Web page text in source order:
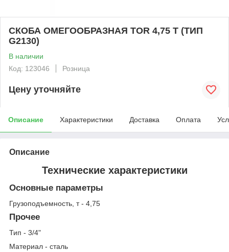
СКОБА ОМЕГООБРАЗНАЯ TOR 4,75 Т (ТИП
G2130)
В наличии
Код: 123046
Розница
Цену уточняйте
Описание Характеристики Доставка Оплата
Описание
Технические характеристики
Основные параметры
Грузоподъемность, т - 4,75
Прочее
Тип - 3/4"
Материал - сталь